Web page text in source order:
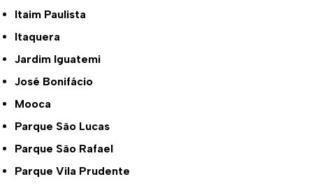
Itaim Paulista
Itaquera
Jardim Iguatemi
José Bonifácio
Mooca
Parque São Lucas
Parque São Rafael
Parque Vila Prudente